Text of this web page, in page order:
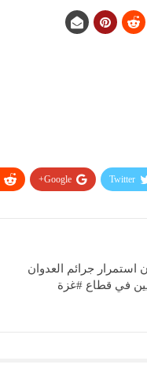
Twitter
Google+
استمرار جرائم العدوان
في قطاع #غزة